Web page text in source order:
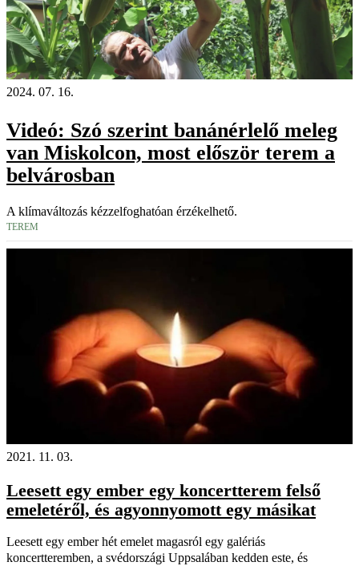
2024. 07. 16.
Videó: Szó szerint banánérlelő meleg
van Miskolcon, most először terem a
belvárosban
A klímaváltozás kézzelfoghatóan érzékelhető.
TEREM
2021. 11. 03.
Leesett egy ember egy koncertterem felső
emeletéről, és agyonnyomott egy másikat
Leesett egy ember hét emelet magasról egy galériás
koncertteremben, a svédországi Uppsalában kedden este, és